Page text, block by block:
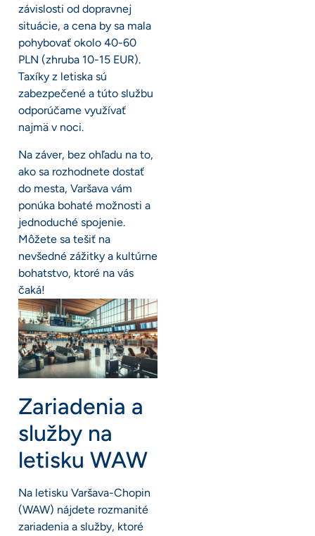
závislosti od dopravnej
situácie, a cena by sa mala
pohybovať okolo 40-60
PLN (zhruba 10-15 EUR).
Taxíky z letiska sú
zabezpečené a túto službu
odporúčame využívať
najmä v noci.
Na záver, bez ohľadu na to,
ako sa rozhodnete dostať
do mesta, Varšava vám
ponúka bohaté možnosti a
jednoduché spojenie.
Môžete sa tešiť na
nevšedné zážitky a kultúrne
bohatstvo, ktoré na vás
čaká!
Zariadenia a
služby na
letisku WAW
Na letisku Varšava-Chopin
(WAW) nájdete rozmanité
zariadenia a služby, ktoré